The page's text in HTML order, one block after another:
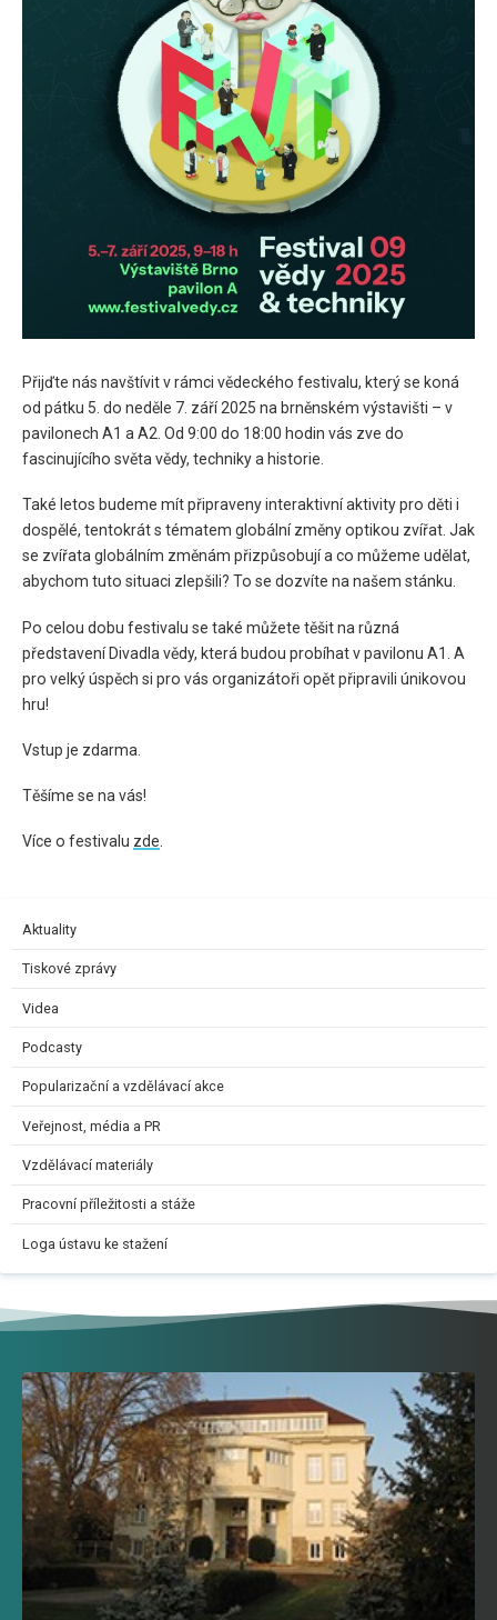
Přijďte nás navštívit v rámci vědeckého festivalu, který se koná
od pátku 5. do neděle 7. září 2025 na brněnském výstavišti – v
pavilonech A1 a A2. Od 9:00 do 18:00 hodin vás zve do
fascinujícího světa vědy, techniky a historie.
Také letos budeme mít připraveny interaktivní aktivity pro děti i
dospělé, tentokrát s tématem globální změny optikou zvířat. Jak
se zvířata globálním změnám přizpůsobují a co můžeme udělat,
abychom tuto situaci zlepšili? To se dozvíte na našem stánku.
Po celou dobu festivalu se také můžete těšit na různá
představení Divadla vědy, která budou probíhat v pavilonu A1. A
pro velký úspěch si pro vás organizátoři opět připravili únikovou
hru!
Vstup je zdarma.
Těšíme se na vás!
Více o festivalu zde.
Aktuality
Tiskové zprávy
Videa
Podcasty
Popularizační a vzdělávací akce
Veřejnost, média a PR
Vzdělávací materiály
Pracovní příležitosti a stáže
Loga ústavu ke stažení